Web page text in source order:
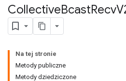
CollectiveBcastRecv
Na tej stronie
Metody publiczne
Metody dziedziczone